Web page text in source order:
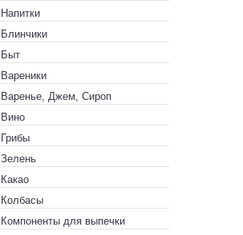
Hапитки
Блинчики
Быт
Вареники
Варенье, Джем, Сироп
Вино
Грибы
Зелень
Какао
Колбасы
Компоненты для выпечки